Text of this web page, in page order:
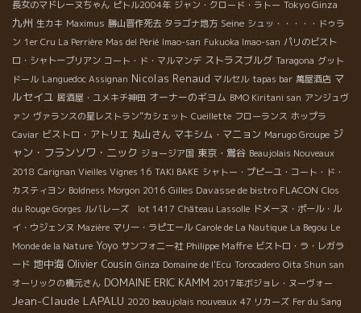
長女のマドレーヌちゃん ピトル2004年 ジャン・クロード・ラトー Tokyo Ginza
九州 生カキ Maximus 勝山晋作死去 タラゴナ地方 Seine シュッ・・・・・ドゥラ
ン 1er Cru La Perrière Mas del Périé Imao-san Fukuoka Imao-san パリのビスト
ロ・シャトーブリアン コート・ド・マルマンデ ストラスブルグ Taragona グット
ドール Languedoc Assignan Nicolas Renaud マルセル tapas bar 萬屋酒店 マ
ルセイユ 居酒屋・ユメキチ神田 オーナーのギヨム BMO Kiritani san アンジュヴ
ァン ヴァランスの星レストラン”カシェット Cueillette フローランス ホップラ
Caviar ビストロ・アトリエ 丸山さん マキシム・マニョン Marugo Groupe ジ
ャン・フランソワ・ニック ジョージア国 東京・鴬谷 Beaujolais Nouveaux
2018 Carignan Vieilles Vignes 16 TAKI BAKE シャトー・プピーユ・コート・ド・
カスティヨン Boldness Morgon 2016 Gilles Davasse de bistro FLACON Clos
du Rouge Gorges ルバレーズ lot 1417 Château Lassolle ドメーヌ・ポール・ル
イ・ウジェンヌ Mazière マリー・ラピエール Carole de La Nautique La Begou Le
Monde de la Nature Yoyo サンフォニー社 Philippe Maffre ビストロ・ラ・レガラ
ード 地中海 Olivier Cousin Ginza Domaine de l'Ecu Torocadero Oita Shun san
オーリックの橋元さん DOMAINE ERIC KAMM 2017年ボジョレ・ヌーヴォー
Jean-Claude LAPALU 2020 beaujolais nouveaux 47 リカーズ Fer du Sang